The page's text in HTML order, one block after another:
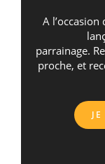
A
parrainage.
proche, et